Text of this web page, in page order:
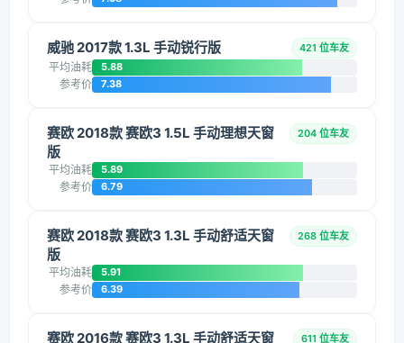
威驰 2017款 1.3L 手动锐行版 421 位车友
平均油耗 5.88
参考价 7.38
赛欧 2018款 赛欧3 1.5L 手动理想天窗
版
204 位车友
平均油耗 5.89
参考价 6.79
赛欧 2018款 赛欧3 1.3L 手动舒适天窗
版
268 位车友
平均油耗 5.91
参考价 6.39
赛欧 2016款 赛欧3 1.3L 手动舒适天窗
611 位车友